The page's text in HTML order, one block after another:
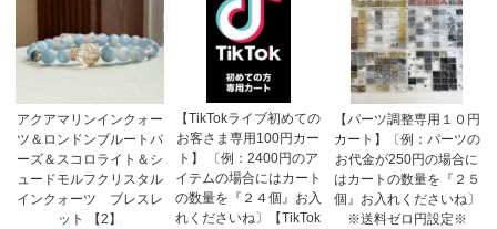
アクアマリンインクォー
ツ＆ロンドンブルートパ
ーズ＆スコロライト＆シ
ュードモルフクリスタル
インクォーツ ブレスレ
ット 【2】
【TikTokライブ初めての
お客さま専用100円カー
ト】 〔例：2400円のア
イテムの場合にはカート
の数量を『２４個』お入
れくださいね〕【TikTok
【パーツ調整専用１０円
カート】〔例：パーツの
お代金が250円の場合に
はカートの数量を『２５
個』お入れくださいね〕
※送料ゼロ円設定※